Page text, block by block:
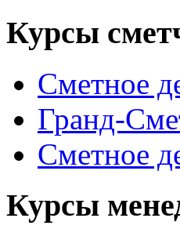
Курсы
Сметное
Гранд-
Сметное
Курсы